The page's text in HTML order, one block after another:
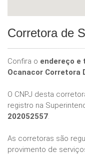
Corretora de
Confira o endereço e
Ocanacor Corretora
O CNPJ desta
registro na
202052557.
As corretoras são
provimento de